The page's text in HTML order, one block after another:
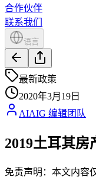
合作伙伴
联系我们
语言
最新政策
2020年3月19日
AIAIG 编辑团队
2019土耳其
免责声明：本文内容